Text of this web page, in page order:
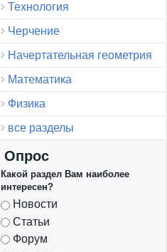
Технология
Черчение
Начертательная геометрия
Математика
Физика
все разделы
Опрос
Какой раздел Вам наиболее
интересен?
Варианты
Новости
Статьи
Форум